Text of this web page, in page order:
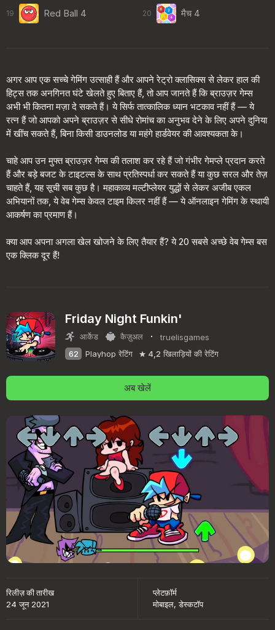
19 Red Ball 4 20 मैच 4
अगर आप एक सच्चे गेमिंग उत्साही हैं और आपने रेट्रो क्लासिक्स से लेकर हाल की
हिट्स तक अनगिनत घंटे खेलते हुए बिताए हैं, तो आप जानते हैं कि ब्राउज़र गेम्स
अभी भी कितना मज़ा दे सकते हैं। ये सिर्फ तात्कालिक ध्यान भटकाव नहीं हैं — ये
रत्न हैं जो आपको अपने ब्राउज़र से सीधे रोमांच का अनुभव देने के लिए अपने दुनिया
में खींच सकते हैं, बिना किसी डाउनलोड या महंगे हार्डवेयर की आवश्यकता के।
चाहे आप उन मुफ्त ब्राउज़र गेम्स की तलाश कर रहे हैं जो गंभीर गेमप्ले प्रदान करते
हैं और बड़े बजट के टाइटल्स के साथ प्रतिस्पर्धा कर सकते हैं या कुछ सरल और तेज़
चाहते हैं, यह सूची सब कुछ है। महाकाव्य मल्टीप्लेयर युद्धों से लेकर अजीब एकल
अभियानों तक, ये वेब गेम्स केवल टाइम किलर नहीं हैं — ये ऑनलाइन गेमिंग के स्थायी
आकर्षण का प्रमाण हैं।
क्या आप अपना अगला खेल खोजने के लिए तैयार हैं? ये 20 सबसे अच्छे वेब गेम्स बस
एक क्लिक दूर हैं!
Friday Night Funkin'
आर्केड कैज़ुअल ·
truelisgames
62
Playhop रेटिंग 4,2 खिलाड़ियों की रेटिंग
अब खेलें
रिलीज़ की तारीख
24 जून 2021
प्लेटफ़ॉर्म
मोबाइल, डेस्कटॉप